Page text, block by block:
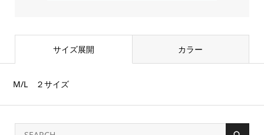
サイズ展開 カラー
M/L ２サイズ